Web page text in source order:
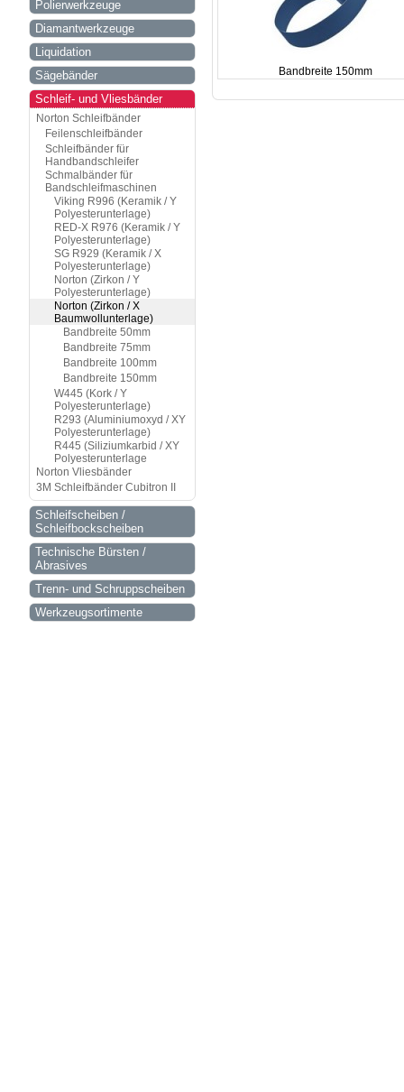
Polierwerkzeuge
Diamantwerkzeuge
Liquidation
Sägebänder
Schleif- und Vliesbänder
Norton Schleifbänder
Feilenschleifbänder
Schleifbänder für
Handbandschleifer
Schmalbänder für
Bandschleifmaschinen
Viking R996 (Keramik / Y
Polyesterunterlage)
RED-X R976 (Keramik / Y
Polyesterunterlage)
SG R929 (Keramik / X
Polyesterunterlage)
Norton (Zirkon / Y
Polyesterunterlage)
Norton (Zirkon / X
Baumwollunterlage)
Bandbreite 50mm
Bandbreite 75mm
Bandbreite 100mm
Bandbreite 150mm
W445 (Kork / Y
Polyesterunterlage)
R293 (Aluminiumoxyd / XY
Polyesterunterlage)
R445 (Siliziumkarbid / XY
Polyesterunterlage
Norton Vliesbänder
3M Schleifbänder Cubitron II
Schleifscheiben /
Schleifbockscheiben
Technische Bürsten /
Abrasives
Trenn- und Schruppscheiben
Werkzeugsortimente
Bandbreite 150mm